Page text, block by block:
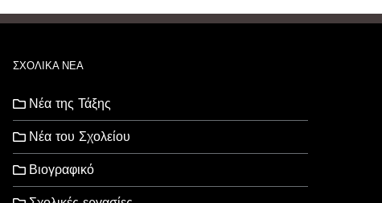
ΣΧΟΛΙΚΑ ΝΕΑ
Νέα της Τάξης
Νέα του Σχολείου
Βιογραφικό